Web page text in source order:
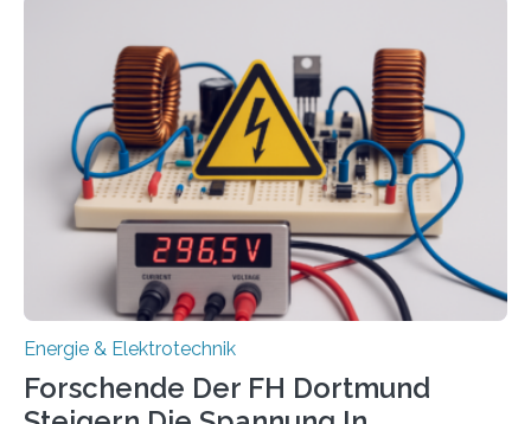
Energietechnologien werden vom Europäischen
Sozialfonds Plus (ESF+) gefördert – mit einer
Gesamtsumme von mehr als zwei Millionen Euro.
Damit zählt die Hochschule zu den großen
Gewinnerinnen der aktuellen Förderrunde des
Bayerischen Wissenschaftsministeriums. Im
Mittelpunkt steht der direkte Wissenstransfer: Neue
wissenschaftliche Erkenntnisse sollen rasch in die
Energie & Elektrotechnik
Forschende Der FH Dortmund